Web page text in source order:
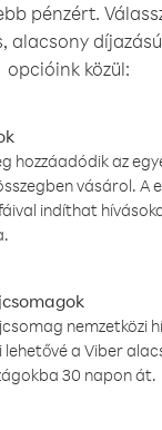
pénzért.
alacsony
opcióink közül:
hozzáadódik az
vásárol. A
indíthat
nemzetközi
a Viber
30 napon át.